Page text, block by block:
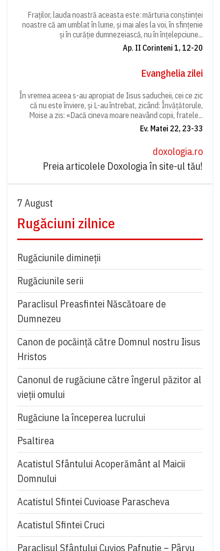
Fraților, lauda noastră aceasta este: mărturia conștiinței
noastre că am umblat în lume, și mai ales la voi, în sfințenie
și în curăție dumnezeiască, nu în înțelepciune...
Ap. II Corinteni 1, 12-20
Evanghelia zilei
În vremea aceea s-au apropiat de Iisus saducheii, cei ce zic
că nu este înviere, și L-au întrebat, zicând: Învățătorule,
Moise a zis: «Dacă cineva moare neavând copii, fratele...
Ev. Matei 22, 23-33
doxologia.ro
Preia articolele Doxologia în site-ul tău!
7 August
Rugăciuni zilnice
Rugăciunile dimineții
Rugăciunile serii
Paraclisul Preasfintei Născătoare de
Dumnezeu
Canon de pocăință către Domnul nostru Iisus
Hristos
Canonul de rugăciune către îngerul păzitor al
vieții omului
Rugăciune la începerea lucrului
Psaltirea
Acatistul Sfântului Acoperământ al Maicii
Domnului
Acatistul Sfintei Cuvioase Parascheva
Acatistul Sfintei Cruci
Paraclisul Sfântului Cuvios Pafnutie – Pârvu